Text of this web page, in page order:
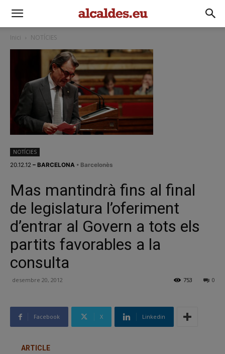
Inici NOTÍCIES
NOTÍCIES
20.12.12 – BARCELONA • Barcelonès
Mas mantindrà fins al final
de legislatura l’oferiment
d’entrar al Govern a tots els
partits favorables a la
consulta
desembre 20, 2012 0
753
Facebook X Linkedin
ARTICLE